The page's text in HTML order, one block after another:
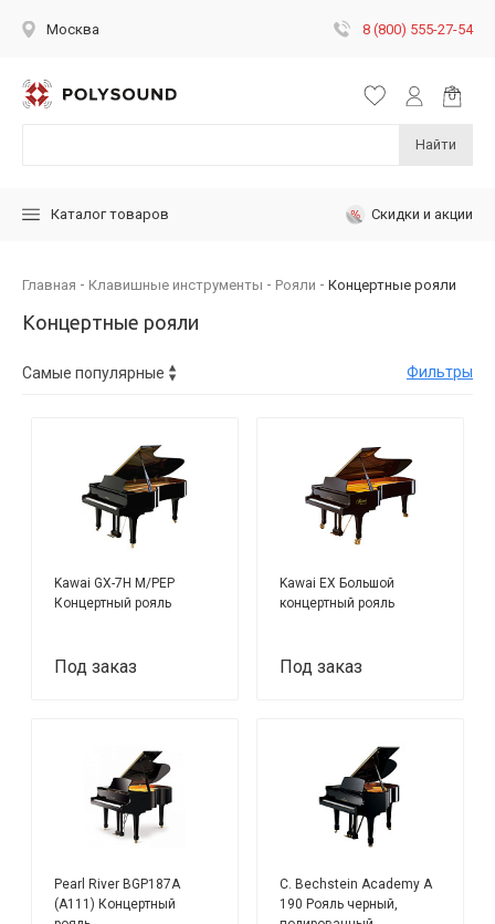
Москва 8 (800) 555-27-54
Найти
Каталог товаров Скидки и акции
Главная Клавишные инструменты Рояли Концертные рояли
Концертные рояли
Фильтры
Kawai GX-7H M/PEP
Концертный рояль
Под заказ
Kawai EX Большой
концертный рояль
Под заказ
Pearl River BGP187A
(A111) Концертный
C. Bechstein Academy A
190 Рояль черный,